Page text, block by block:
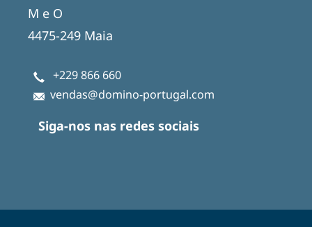
M e O
4475-249 Maia
+229 866 660
vendas@domino-portugal.com
Siga-nos nas redes sociais